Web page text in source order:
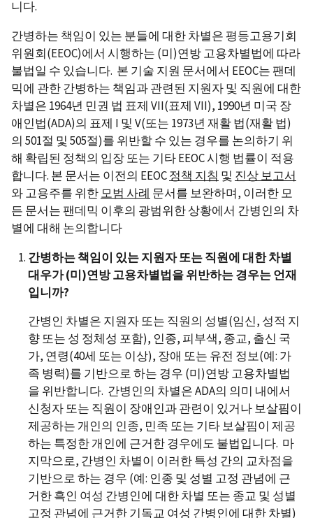
니다.
간병하는 책임이 있는 분들에 대한 차별은 평등고용기회
위원회(EEOC)에서 시행하는 (미)연방 고용차별법에 따라
불법일 수 있습니다. 본 기술 지원 문서에서 EEOC는 팬데
믹에 관한 간병하는 책임과 관련된 지원자 및 직원에 대한
차별은 1964년 민권 법 표제 VII(표제 VII), 1990년 미국 장
애인법(ADA)의 표제 I 및 V(또는 1973년 재활 법(재활 법)
의 501절 및 505절)를 위반할 수 있는 경우를 논의하기 위
해 확립된 정책의 입장 또는 기타 EEOC 시행 법률이 적용
합니다. 본 문서는 이전의 EEOC정책 지침 및 진상 보고서
와 고용주를 위한모범 사례 문서를 보완하며, 이러한 모
든 문서는 팬데믹 이후의 광범위한 상황에서 간병인의 차
별에 대해 논의합니다
간병하는 책임이 있는 지원자 또는 직원에 대한 차별
대우가 (미)연방 고용차별법을 위반하는 경우는 언재
입니까?
간병인 차별은 지원자 또는 직원의 성별(임신, 성적 지
향 또는 성 정체성 포함), 인종, 피부색, 종교, 출신 국
가, 연령(40세 또는 이상), 장애 또는 유전 정보(예: 가
족 병력)를 기반으로 하는 경우 (미)연방 고용차별법
을 위반합니다. 간병인의 차별은 ADA의 의미 내에서
신청자 또는 직원이 장애인과 관련이 있거나 보살핌이
제공하는 개인의 인종, 민족 또는 기타 보살핌이 제공
하는 특정한 개인에 근거한 경우에도 불법입니다. 마
지막으로, 간병인 차별이 이러한 특성 간의 교차점을
기반으로 하는 경우 (예: 인종 및 성별 고정 관념에 근
거한 흑인 여성 간병인에 대한 차별 또는 종교 및 성별
고정 관념에 근거한 기독교 여성 간병인에 대한 차별)